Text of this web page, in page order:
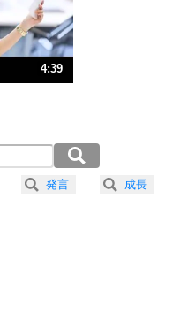
の方法
もの。
りを優しさで表現する。
4:39
発言 成長